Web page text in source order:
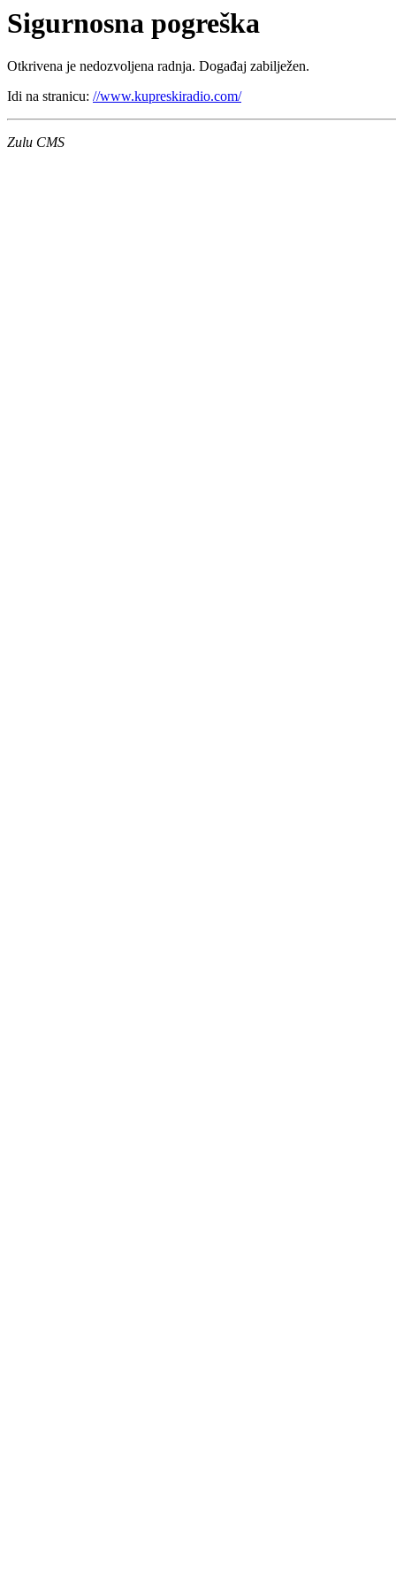
Sigurnosna pogreška
Otkrivena je nedozvoljena radnja. Događaj zabilježen.
Idi na stranicu: //www.kupreskiradio.com/
Zulu CMS